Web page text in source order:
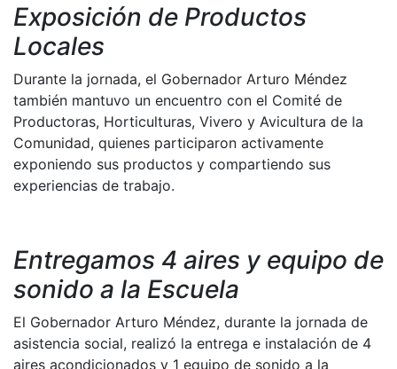
Exposición de Productos
Locales
Durante la jornada, el Gobernador Arturo Méndez
también mantuvo un encuentro con el Comité de
Productoras, Horticulturas, Vivero y Avicultura de la
Comunidad, quienes participaron activamente
exponiendo sus productos y compartiendo sus
experiencias de trabajo.
Entregamos 4 aires y equipo de
sonido a la Escuela
El Gobernador Arturo Méndez, durante la jornada de
asistencia social, realizó la entrega e instalación de 4
aires acondicionados y 1 equipo de sonido a la